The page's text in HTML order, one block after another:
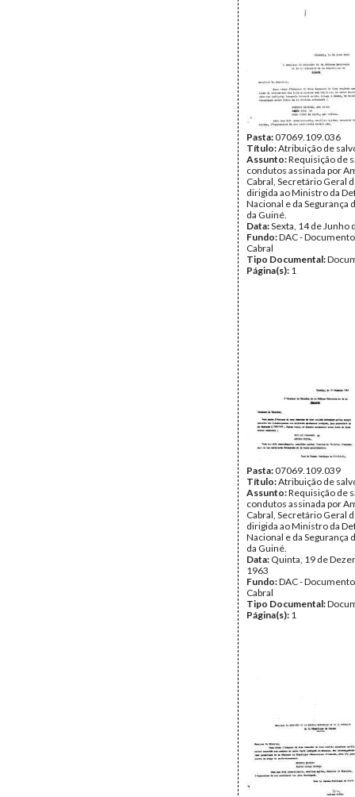
Pasta:07069.109.036
Título:Atribuição de
Assunto:Requisição de
condutos assinada por
Cabral, Secretário Geral
dirigida ao Ministro da
Nacional e da Segurança
da Guiné.
Data:Sexta, 14 de Junho
Fundo:DAC -
Cabral
Tipo Documental:
Página(s): 1
Pasta:07069.109.039
Título:Atribuição de
Assunto:Requisição de
condutos assinada por
Cabral, Secretário Geral
dirigida ao Ministro da
Nacional e da Segurança
da Guiné.
Data: Quinta, 19 de
1963
Fundo:DAC -
Cabral
Tipo Documental:
Página(s): 1